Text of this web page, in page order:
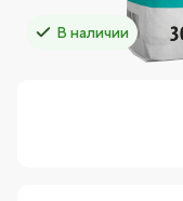
В наличии